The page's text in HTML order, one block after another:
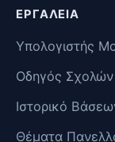
ΕΡΓΑΛΕΊΑ
Υπολογιστής
Οδηγός Σχολών
Ιστορικό
Θέματα